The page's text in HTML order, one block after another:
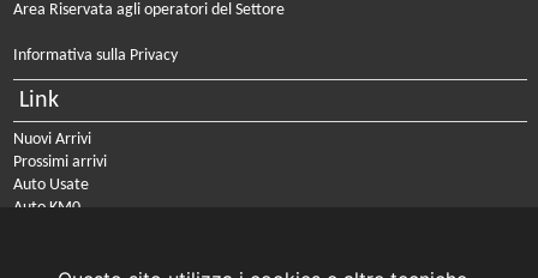
Area Riservata agli operatori del Settore
Informativa sulla Privacy
Link
Nuovi Arrivi
Prossimi arrivi
Auto Usate
Auto KM0